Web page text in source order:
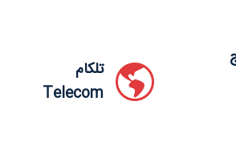
تلکام
Telecom